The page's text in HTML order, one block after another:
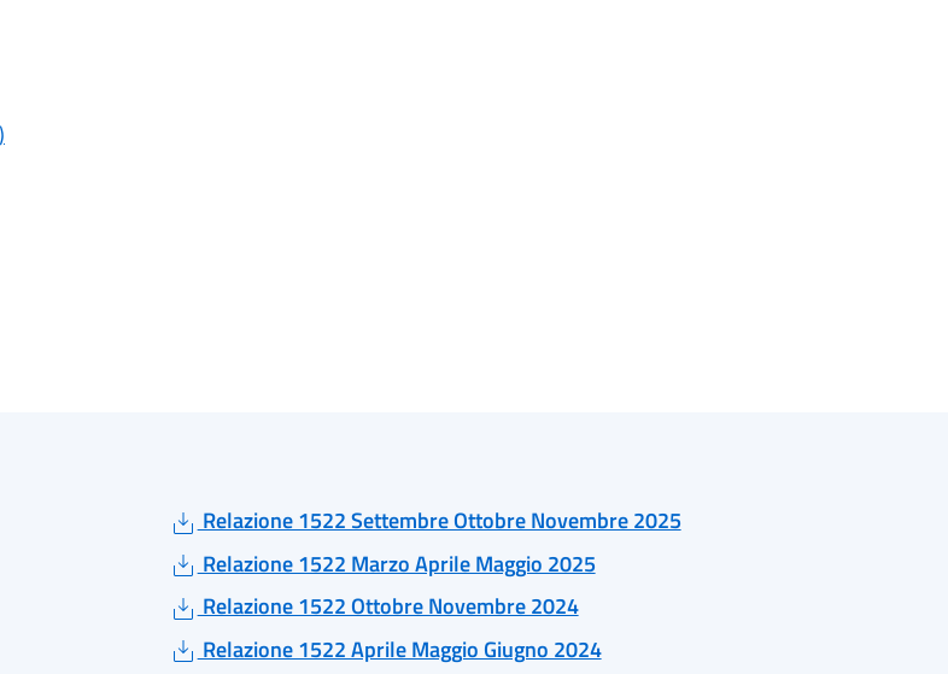
Relazione 1522 Settembre Ottobre Novembre 2025
Relazione 1522 Marzo Aprile Maggio 2025
Relazione 1522 Ottobre Novembre 2024
Relazione 1522 Aprile Maggio Giugno 2024